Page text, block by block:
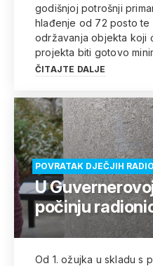
godišnjoj potrošnji
hlađenje od 72 posto te
održavanja objekta koji
projekta biti gotovo
ČITAJTE DALJE
POVRATAK DJEČJIH
U
počinju
Od 1. ožujka u skladu s